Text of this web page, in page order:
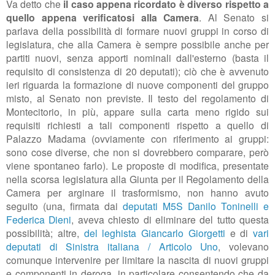
Va detto che il caso appena ricordato è diverso rispetto a
quello appena verificatosi alla Camera. Al Senato si
parlava della possibilità di formare nuovi gruppi in corso di
legislatura, che alla Camera è sempre possibile anche per
partiti nuovi, senza apporti nominali dall'esterno (basta il
requisito di consistenza di 20 deputati); ciò che è avvenuto
ieri riguarda la formazione di nuove componenti del gruppo
misto, al Senato non previste. Il testo del regolamento di
Montecitorio, in più, appare sulla carta meno rigido sui
requisiti richiesti a tali componenti rispetto a quello di
Palazzo Madama (ovviamente con riferimento ai gruppi:
sono cose diverse, che non si dovrebbero comparare, però
viene spontaneo farlo). Le proposte di modifica, presentate
nella scorsa legislatura alla Giunta per il Regolamento della
Camera per arginare il trasformismo, non hanno avuto
seguito (una, firmata dai deputati M5S Danilo Toninelli e
Federica Dieni, aveva chiesto di eliminare del tutto questa
possibilità; altre, del leghista Giancarlo Giorgetti e di vari
deputati di Sinistra italiana / Articolo Uno, volevano
comunque intervenire per limitare la nascita di nuovi gruppi